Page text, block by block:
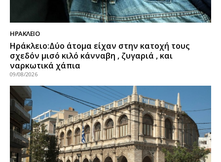
ΗΡΑΚΛΕΙΟ
Ηράκλειο:Δύο άτομα είχαν στην κατοχή τους
σχεδόν μισό κιλό κάνναβη , ζυγαριά , και
ναρκωτικά χάπια
09/08/2026